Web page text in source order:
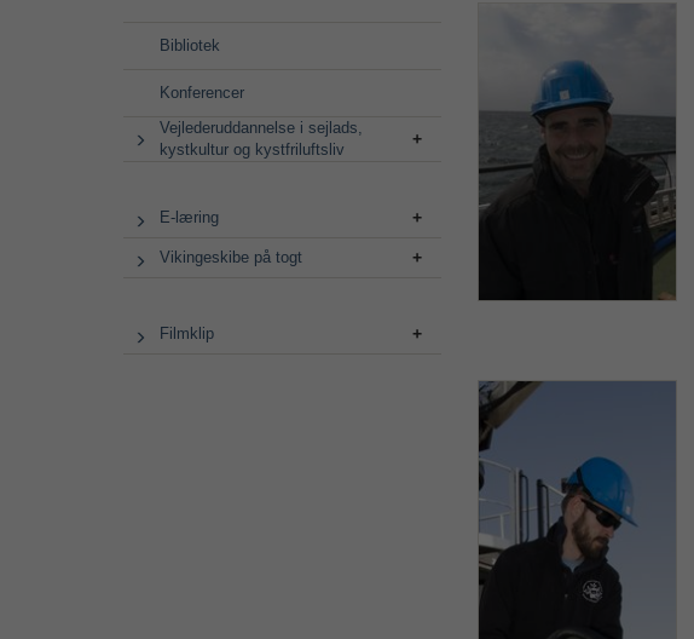
Bibliotek
Konferencer
Vejlederuddannelse i sejlads,
kystkultur og kystfriluftsliv
E-læring
Vikingeskibe på togt
Filmklip